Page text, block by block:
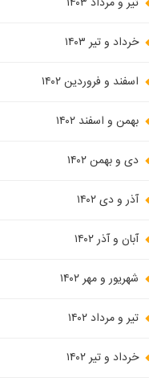
خرداد و تیر ۱۴۰۳
اسفند و فروردین ۱۴۰۲
بهمن و اسفند ۱۴۰۲
دی و بهمن ۱۴۰۲
آذر و دی ۱۴۰۲
آبان و آذر ۱۴۰۲
شهریور و مهر ۱۴۰۲
تیر و مرداد ۱۴۰۲
خرداد و تیر ۱۴۰۲